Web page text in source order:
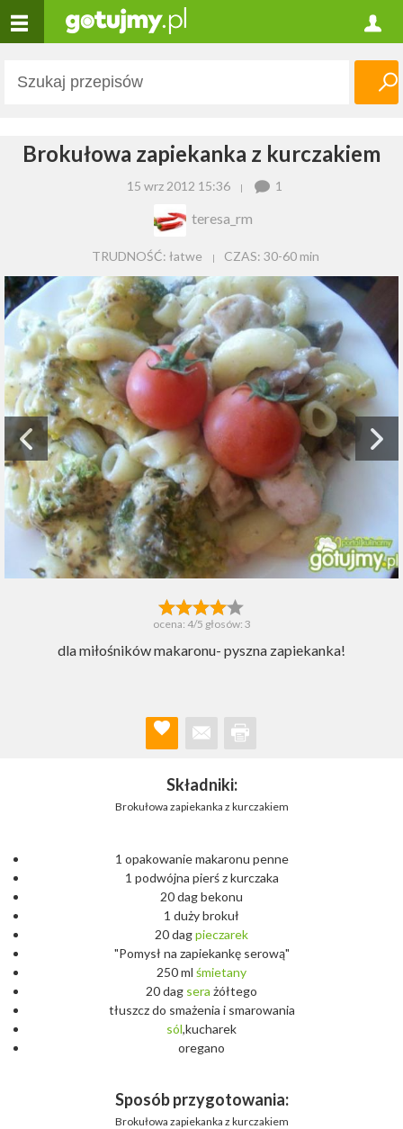
Brokułowa zapiekanka z kurczakiem
15 wrz 2012 15:36 1
teresa_rm
TRUDNOŚĆ: łatwe CZAS:30-60 min
ocena: 4/5 głosów: 3
dla miłośników makaronu- pyszna zapiekanka!
Składniki:
Brokułowa zapiekanka z kurczakiem
1 opakowanie makaronu penne
1 podwójna pierś z kurczaka
20 dag bekonu
1 duży brokuł
20 dagpieczarek
"Pomysł na zapiekankę serową"
250 ml śmietany
20 dag sera żółtego
tłuszcz do smażenia i smarowania
sól,kucharek
oregano
Sposób przygotowania:
Brokułowa zapiekanka z kurczakiem